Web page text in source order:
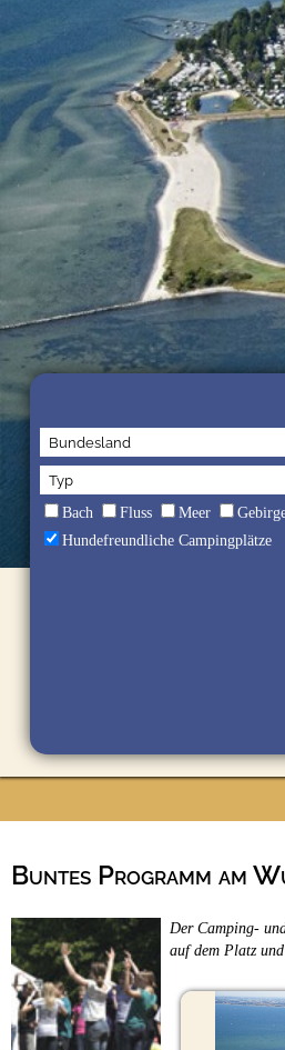
Bach Fluss Meer
Hundefreundliche Campingplätze
Buntes Programm am
Der Camping-
auf dem Platz